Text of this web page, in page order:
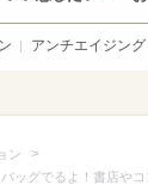
アンチエイジング
ン >
ッグでるよ！書店や